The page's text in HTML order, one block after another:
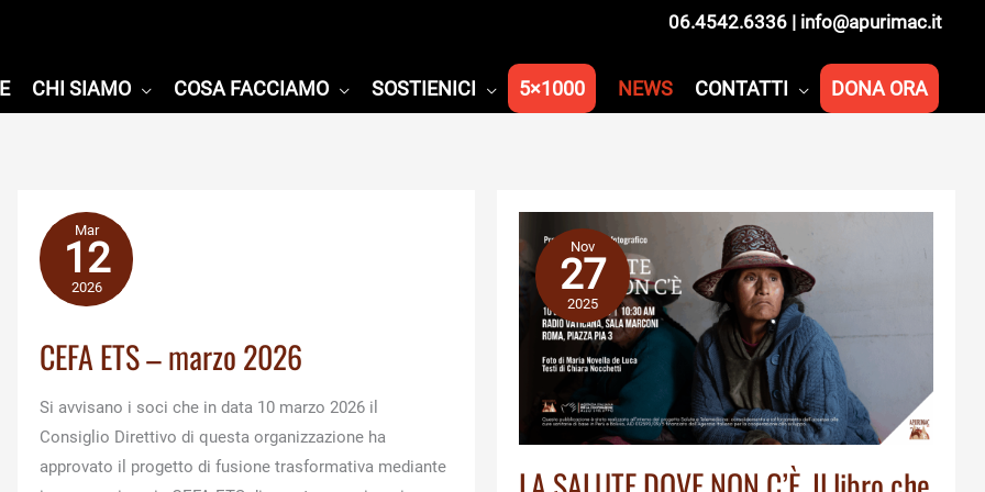
06.4542.6336| info@apurimac.it
CHI SIAMO COSA FACCIAMO SOSTIENICI 5×1000 NEWS CONTATTI DONA ORA
Mar
12
2026
CEFA ETS – marzo 2026
Si avvisano i soci che in data 10 marzo 2026 il
Consiglio Direttivo di questa organizzazione ha
approvato il progetto di fusione trasformativa mediante
Nov
27
2025